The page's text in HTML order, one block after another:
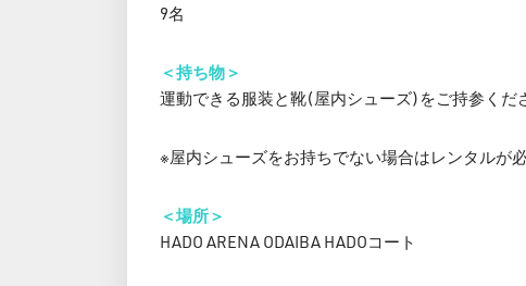
9名
＜持ち物＞
運動できる服装と靴(屋内シューズ)をご持参くだ
※屋内シューズをお持ちでない場合はレンタルが
＜場所＞
HADO ARENA ODAIBA HADOコート